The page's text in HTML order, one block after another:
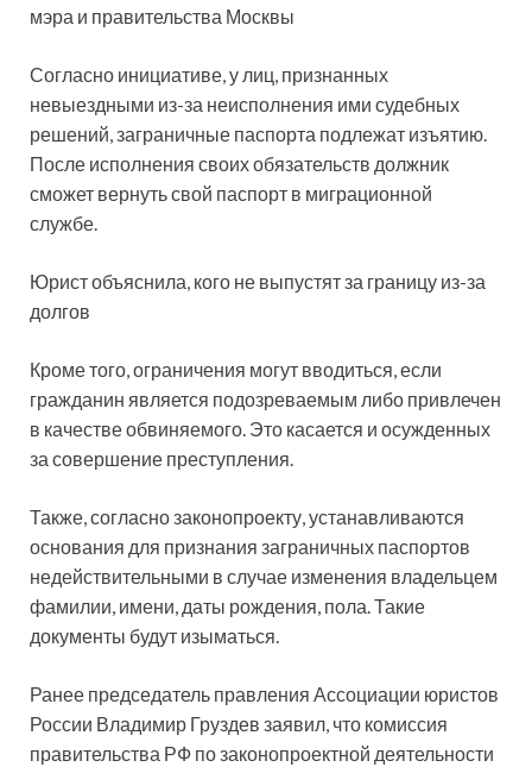
мэра и правительства Москвы
Согласно инициативе, у лиц, признанных
невыездными из-за неисполнения ими судебных
решений, заграничные паспорта подлежат изъятию.
После исполнения своих обязательств должник
сможет вернуть свой паспорт в миграционной
службе.
Юрист объяснила, кого не выпустят за границу из-за
долгов
Кроме того, ограничения могут вводиться, если
гражданин является подозреваемым либо привлечен
в качестве обвиняемого. Это касается и осужденных
за совершение преступления.
Также, согласно законопроекту, устанавливаются
основания для признания заграничных паспортов
недействительными в случае изменения владельцем
фамилии, имени, даты рождения, пола. Такие
документы будут изыматься.
Ранее председатель правления Ассоциации юристов
России Владимир Груздев заявил, что комиссия
правительства РФ по законопроектной деятельности